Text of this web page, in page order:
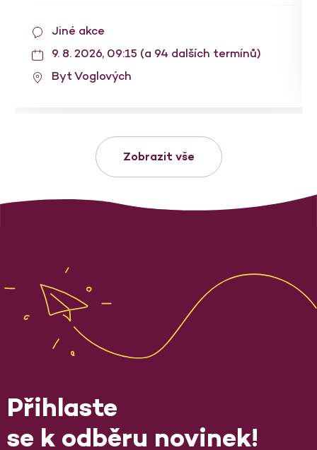
Jiné akce
9. 8. 2026, 09:15 (a 94 dalších termínů)
Byt Voglových
Zobrazit vše
Přihlaste
se k odběru novinek!